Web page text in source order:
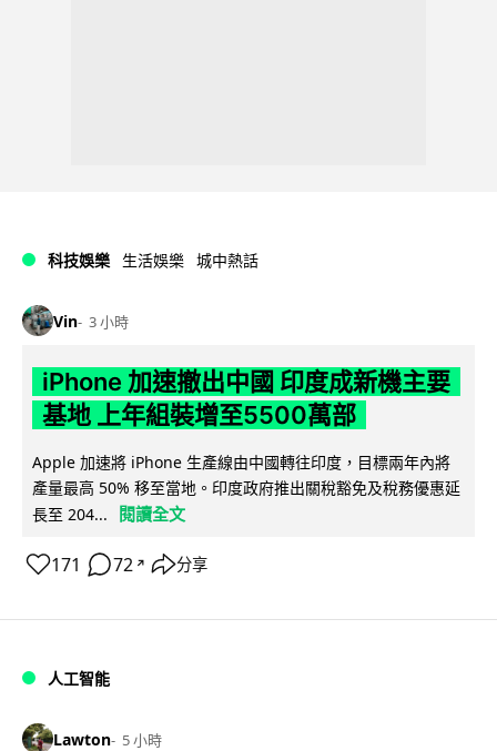
科技娛樂 生活娛樂 城中熱話
Vin 3 小時
iPhone 加速撤出中國 印度成新機主要
基地 上年組裝增至5500萬部
Apple 加速將 iPhone 生產線由中國轉往印度，目標兩年內將
產量最高 50% 移至當地。印度政府推出關稅豁免及稅務優惠延
長至 204...
閱讀全文
171 72 ↗ 分享
人工智能
Lawton 5 小時